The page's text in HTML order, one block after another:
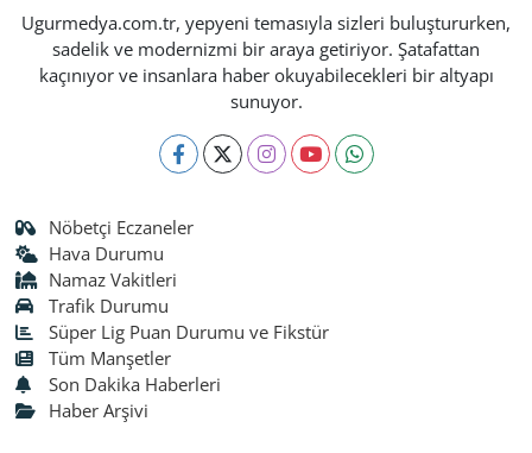
Ugurmedya.com.tr, yepyeni temasıyla sizleri buluştururken,
sadelik ve modernizmi bir araya getiriyor. Şatafattan
kaçınıyor ve insanlara haber okuyabilecekleri bir altyapı
sunuyor.
Nöbetçi Eczaneler
Hava Durumu
Namaz Vakitleri
Trafik Durumu
Süper Lig Puan Durumu ve Fikstür
Tüm Manşetler
Son Dakika Haberleri
Haber Arşivi